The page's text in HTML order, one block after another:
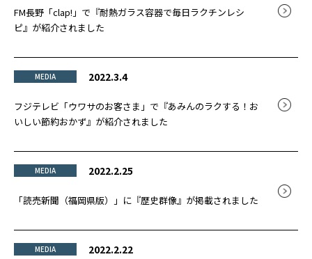
FM長野「clap!」で『耐熱ガラス容器で毎日ラクチンレシ
ピ』が紹介されました
MEDIA 2022.3.4
フジテレビ「ウワサのお客さま」で『あみんのラクする！お
いしい節約おかず』が紹介されました
MEDIA 2022.2.25
「読売新聞（福岡県版）」に『歴史群像』が掲載されました
MEDIA 2022.2.22